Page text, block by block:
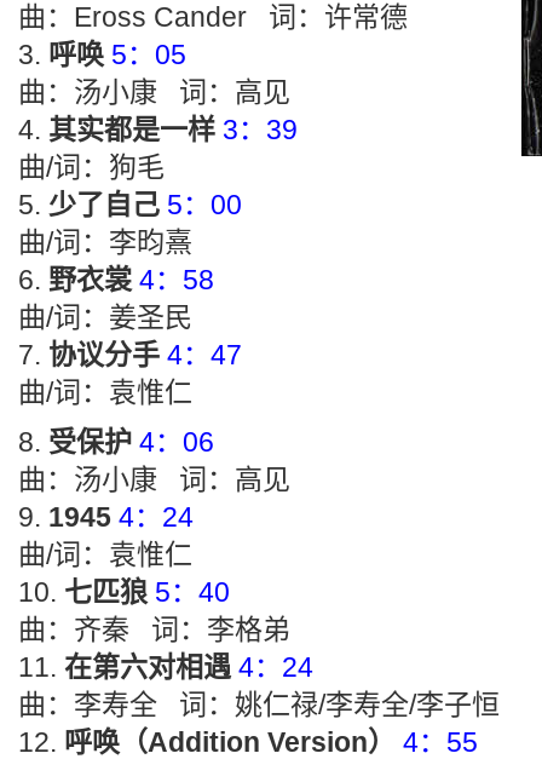
曲：Eross Cander 词：许常德
呼唤 5：05
曲：汤小康 词：高见
其实都是一样 3：39
曲/词：狗毛
少了自己 5：00
曲/词：李昀熹
野衣裳 4：58
曲/词：姜圣民
协议分手 4：47
曲/词：袁惟仁
受保护 4：06
曲：汤小康 词：高见
1945 4：24
曲/词：袁惟仁
七匹狼 5：40
曲：齐秦 词：李格弟
在第六对相遇 4：24
曲：李寿全 词：姚仁禄/李寿全/李子恒
呼唤（Addition Version）
4：55